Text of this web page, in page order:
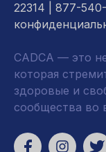
22314 | 877-
CADCA — это
которая
здоровые и
сообщества во